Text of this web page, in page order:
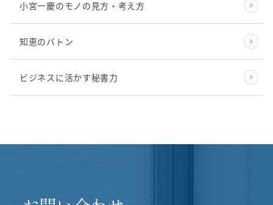
小宮一慶のモノの見方・考え方
知恵のバトン
ビジネスに活かす秘書力